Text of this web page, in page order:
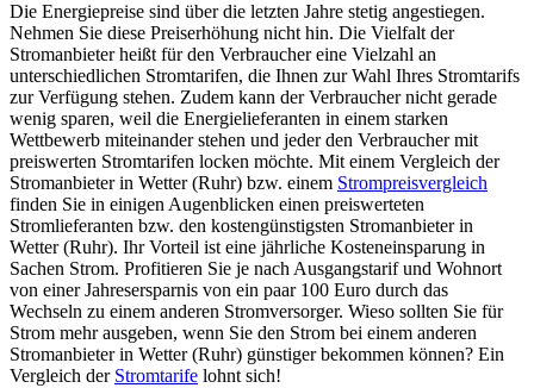
Die Energiepreise sind über die letzten Jahre stetig angestiegen.
Nehmen Sie diese Preiserhöhung nicht hin. Die Vielfalt der
Stromanbieter heißt für den Verbraucher eine Vielzahl an
unterschiedlichen Stromtarifen, die Ihnen zur Wahl Ihres Stromtarifs
zur Verfügung stehen. Zudem kann der Verbraucher nicht gerade
wenig sparen, weil die Energielieferanten in einem starken
Wettbewerb miteinander stehen und jeder den Verbraucher mit
preiswerten Stromtarifen locken möchte. Mit einem Vergleich der
Stromanbieter in Wetter (Ruhr) bzw. einem Strompreisvergleich
finden Sie in einigen Augenblicken einen preiswerteten
Stromlieferanten bzw. den kostengünstigsten Stromanbieter in
Wetter (Ruhr). Ihr Vorteil ist eine jährliche Kosteneinsparung in
Sachen Strom. Profitieren Sie je nach Ausgangstarif und Wohnort
von einer Jahresersparnis von ein paar 100 Euro durch das
Wechseln zu einem anderen Stromversorger. Wieso sollten Sie für
Strom mehr ausgeben, wenn Sie den Strom bei einem anderen
Stromanbieter in Wetter (Ruhr) günstiger bekommen können? Ein
Vergleich der Stromtarife lohnt sich!